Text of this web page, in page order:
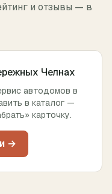
и отзывы — в
Челнах
автодомов в
в каталог —
карточку.
→